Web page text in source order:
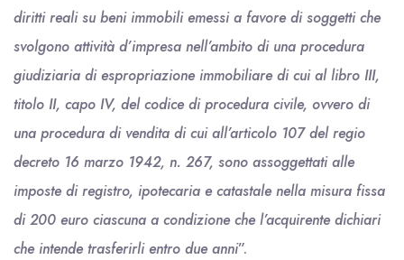
diritti reali su beni immobili emessi a favore di soggetti che
svolgono attività d’impresa nell’ambito di una procedura
giudiziaria di espropriazione immobiliare di cui al libro III,
titolo II, capo IV, del codice di procedura civile, ovvero di
una procedura di vendita di cui all’articolo 107 del regio
decreto 16 marzo 1942, n. 267, sono assoggettati alle
imposte di registro, ipotecaria e catastale nella misura fissa
di 200 euro ciascuna a condizione che l’acquirente dichiari
che intende trasferirli entro due anni”.